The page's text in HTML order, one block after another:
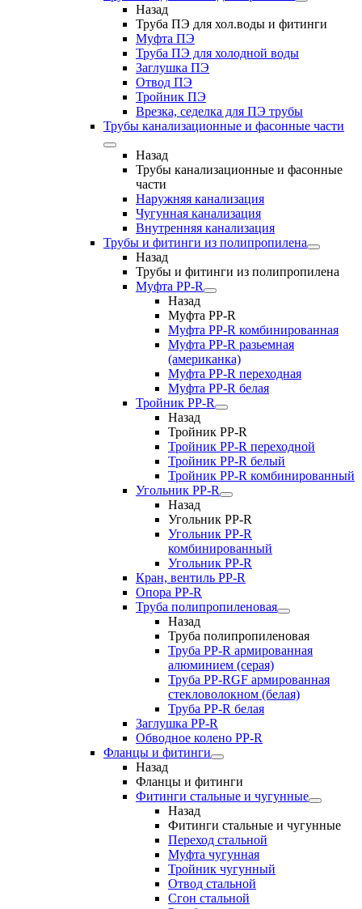
Назад
Труба ПЭ для хол.воды и фитинги
Муфта ПЭ
Труба ПЭ для холодной воды
Заглушка ПЭ
Отвод ПЭ
Тройник ПЭ
Врезка, седелка для ПЭ трубы
Трубы канализационные и фасонные части
Назад
Трубы канализационные и фасонные
части
Наружняя канализация
Чугунная канализация
Внутренняя канализация
Трубы и фитинги из полипропилена
Назад
Трубы и фитинги из полипропилена
Муфта PP-R
Назад
Муфта PP-R
Муфта РР-R комбинированная
Муфта РР-R разьемная
(американка)
Муфта РР-R переходная
Муфта РР-R белая
Тройник PP-R
Назад
Тройник PP-R
Тройник РР-R переходной
Тройник РР-R белый
Тройник РР-R комбинированный
Угольник PP-R
Назад
Угольник PP-R
Угольник РР-R
комбинированный
Угольник РР-R
Кран, вентиль PP-R
Опора PP-R
Труба полипропиленовая
Назад
Труба полипропиленовая
Труба PP-R армированная
алюминием (серая)
Труба PP-RGF армированная
стекловолокном (белая)
Труба РР-R белая
Заглушка PP-R
Обводное колено PP-R
Фланцы и фитинги
Назад
Фланцы и фитинги
Фитинги стальные и чугунные
Назад
Фитинги стальные и чугунные
Переход стальной
Муфта чугунная
Тройник чугунный
Отвод стальной
Сгон стальной